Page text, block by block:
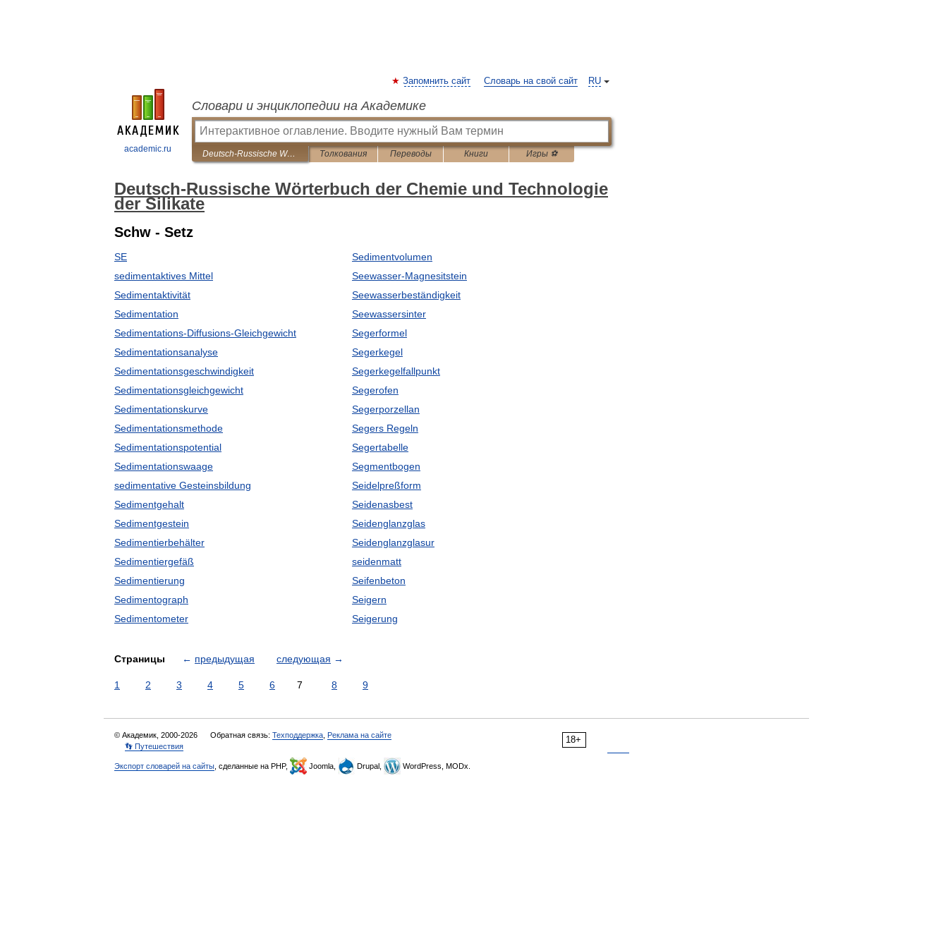
academic.ru
RU
Запомнить сайт Словарь на свой сайт
Словари и энциклопедии на Академике
Deutsch-Russische Wörterbuch der Chemie und Technologie der Silikate Толкования Переводы Книги Игры ⚽
Deutsch-Russische Wörterbuch der Chemie und Technologie
der Silikate
Schw - Setz
SE
sedimentaktives Mittel
Sedimentaktivität
Sedimentation
Sedimentations-Diffusions-Gleichgewicht
Sedimentationsanalyse
Sedimentationsgeschwindigkeit
Sedimentationsgleichgewicht
Sedimentationskurve
Sedimentationsmethode
Sedimentationspotential
Sedimentationswaage
sedimentative Gesteinsbildung
Sedimentgehalt
Sedimentgestein
Sedimentierbehälter
Sedimentiergefäß
Sedimentierung
Sedimentograph
Sedimentometer
Sedimentvolumen
Seewasser-Magnesitstein
Seewasserbeständigkeit
Seewassersinter
Segerformel
Segerkegel
Segerkegelfallpunkt
Segerofen
Segerporzellan
Segers Regeln
Segertabelle
Segmentbogen
Seidelpreßform
Seidenasbest
Seidenglanzglas
Seidenglanzglasur
seidenmatt
Seifenbeton
Seigern
Seigerung
Страницы ← предыдущая следующая →
1 2 3 4 5 6 7 8 9
18+
© Академик, 2000-2026 Обратная связь: Техподдержка Реклама на сайте
👣 Путешествия
Экспорт словарей на сайты , сделанные на PHP, Joomla, Drupal, WordPress, MODx.